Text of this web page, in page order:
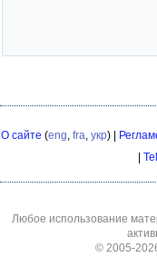
О сайте (eng, fra, укр) |
Любое использование
© 2005-